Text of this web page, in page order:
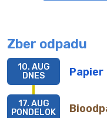
Zber odpadu
Papier
10. AUG
DNES
17. AUG
PONDELOK